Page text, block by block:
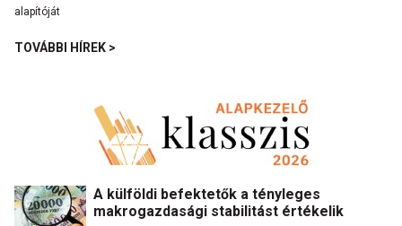
TOVÁBBI HÍREK >
A külföldi befektetők a tényleges
makrogazdasági stabilitást értékelik